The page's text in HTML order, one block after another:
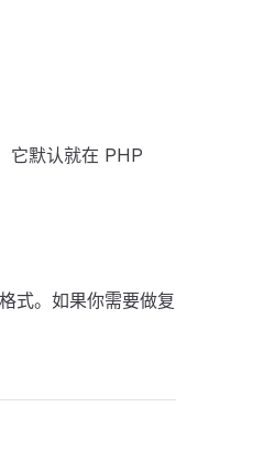
它默认就在 PHP
式。如果你需要做复